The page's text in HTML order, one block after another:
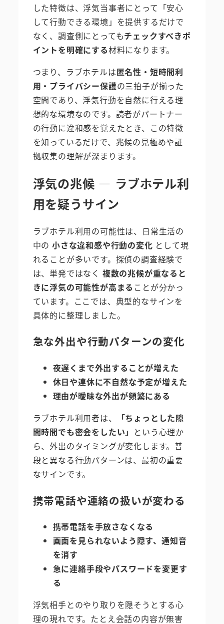
した特徴は、浮気当事者にとって「安心
して行動できる環境」を提供するだけで
なく、調査側にとってもチェックすべきポ
イントを明確にする材料になります。
つまり、ラブホテルは匿名性・短時間利
用・プライバシー保護の三拍子が揃った
空間であり、浮気行動を自然に行える理
想的な環境なのです。読者がパートナー
の行動に違和感を覚えたとき、この特徴
を知っているだけで、兆候の見極めや証
拠収集の理解が深まります。
浮気の兆候 ― ラブホテル利
用を疑うサイン
ラブホテル利用の可能性は、日常生活の
中の 小さな違和感や行動の変化 として現
れることが多いです。探偵の調査経験で
は、単発ではなく 複数の兆候が重なると
きに浮気の可能性が高まる ことが分かっ
ています。ここでは、典型的なサインを
具体的に整理しました。
急な外出や行動パターンの変化
夜遅くまで外出することが増えた
休日や連休に不自然な予定が増えた
理由が曖昧な外出が頻繁にある
ラブホテル利用者は、
「ちょっとした隙
間時間でも密会をしたい」 という心理か
ら、外出のタイミングが変化します。普
段と異なる行動パターンは、最初の重要
なサインです。
携帯電話や連絡の扱いが変わる
携帯電話を手放さなくなる
画面を見られないよう隠す、通知音
を消す
急に連絡手段やパスワードを変更す
る
浮気相手とのやり取りを隠そうとする心
理の現れです。たとえ会話の内容が無害